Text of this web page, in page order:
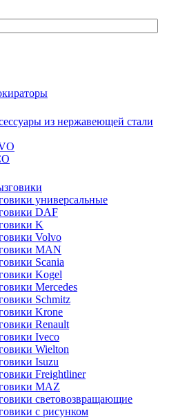
из нержавеющей стали
универсальные
DAF
K
Volvo
MAN
Scania
Kogel
Mercedes
Schmitz
Krone
Renault
Iveco
Wielton
Isuzu
Freightliner
MAZ
световозвращающие
с рисунком